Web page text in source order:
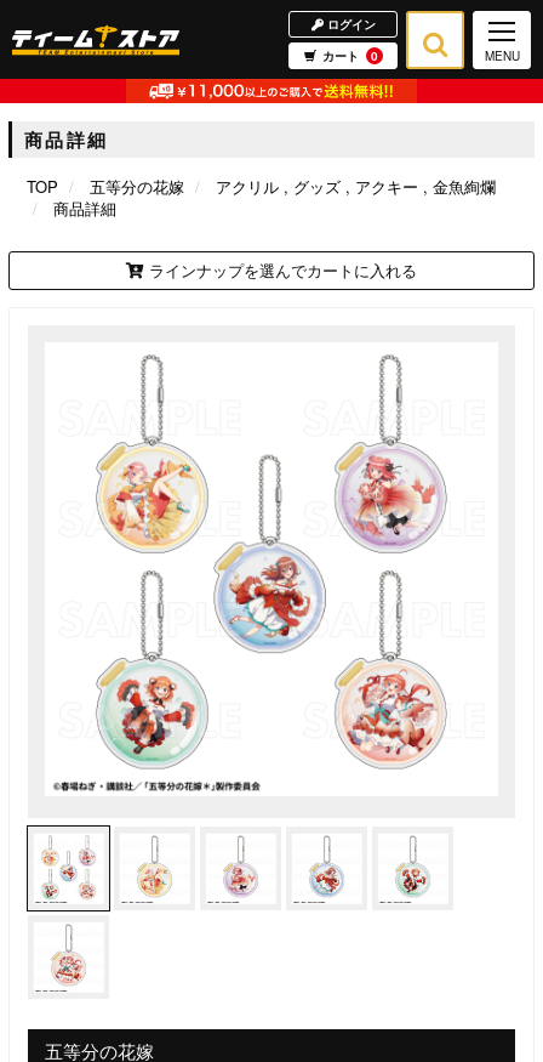
ログイン
カート
0 MENU
商品詳細
TOP 五等分の花嫁 アクリル グッズ アクキー
金魚絢爛
商品詳細
ラインナップを選んでカートに入れる
五等分の花嫁